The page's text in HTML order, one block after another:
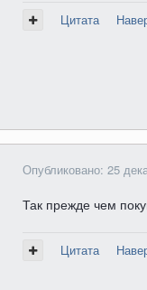
Цитата
Опубликовано: 25
Так прежде чем
Цитата